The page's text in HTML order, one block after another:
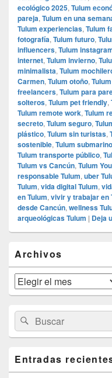
ecológico 2025, Tulum
pareja, Tulum en una
Tulum experiencias, Tulum
fotografía, Tulum futuro,
influencers, Tulum
internet, Tulum invierno,
minimalista, Tulum
Carmen, Tulum otoño,
freelancers, Tulum para
solteros, Tulum pet friendly,
Tulum remote work, Tulum
secreto, Tulum seguro,
plástico, Tulum sin turistas,
sostenible, Tulum submarino
Tulum transporte público,
Tulum vs Cancún, Tulum
responsable Tulum, uber
Tulum, vida digital Tulum,
en Tulum, vivir y trabajar en
desde Cancún, wellness
arqueológicas Tulum | Deja
área
de
widget
barra
lateral
primaria
Archivos
Archivos
Buscar
por:
Buscar
Entradas